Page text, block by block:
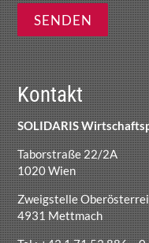
Kontakt
SOLIDARIS
Taborstraße 22/2A
1020 Wien
Zweigstelle
4931 Mettmach